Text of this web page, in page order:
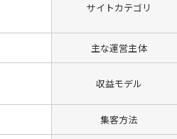
サイトカテゴリ
主な運営主体
収益モデル
集客方法